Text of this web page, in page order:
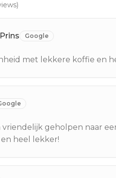
)
Google
met lekkere koffie en
geholpen naar
heel lekker!